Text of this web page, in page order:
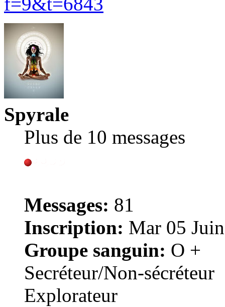
Spyrale
Plus de 10 messages
Messages: 81
Inscription: Mar 05
Groupe sanguin: O +
Secréteur/Non-sécréteur
Explorateur